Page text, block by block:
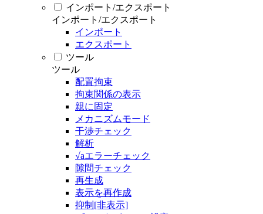
インポート/エクスポート
インポート/エクスポート
インポート
エクスポート
ツール
ツール
配置拘束
拘束関係の表示
親に固定
メカニズムモード
干渉チェック
解析
√aエラーチェック
隙間チェック
再生成
表示を再作成
抑制[非表示]